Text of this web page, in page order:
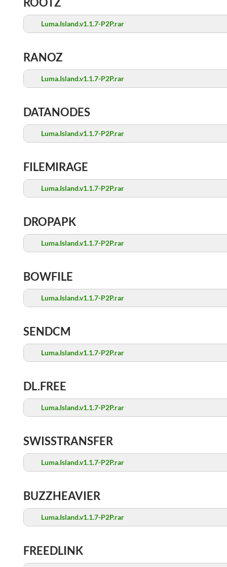
Luma.Island.v1.1.7-P2P.rar
RANOZ
Luma.Island.v1.1.7-P2P.rar
DATANODES
Luma.Island.v1.1.7-P2P.rar
FILEMIRAGE
Luma.Island.v1.1.7-P2P.rar
DROPAPK
Luma.Island.v1.1.7-P2P.rar
BOWFILE
Luma.Island.v1.1.7-P2P.rar
SENDCM
Luma.Island.v1.1.7-P2P.rar
DL.FREE
Luma.Island.v1.1.7-P2P.rar
SWISSTRANSFER
Luma.Island.v1.1.7-P2P.rar
BUZZHEAVIER
Luma.Island.v1.1.7-P2P.rar
FREEDLINK